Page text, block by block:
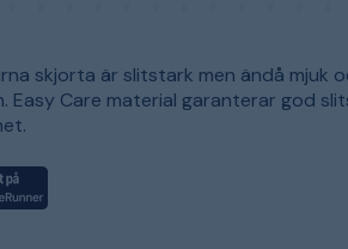
skjorta är slitstark men ändå mjuk
Easy Care material garanterar god